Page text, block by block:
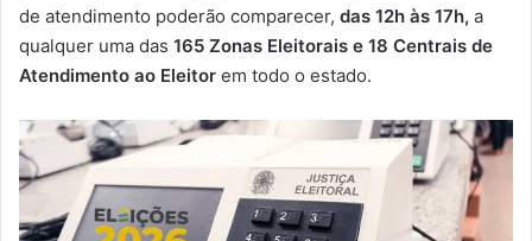
de atendimento poderão comparecer, das 12h às 17h, a
qualquer uma das 165 Zonas Eleitorais e 18 Centrais de
Atendimento ao Eleitor em todo o estado.